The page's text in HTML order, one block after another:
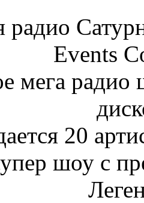
радио
Events
мега
20
шоу с